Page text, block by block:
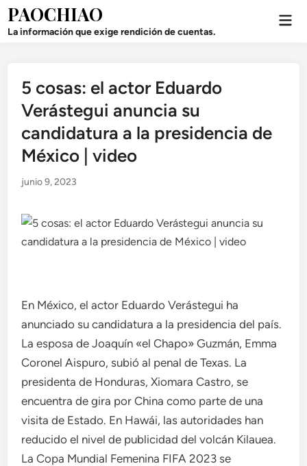
Saltar
contenido
PAOCHIAO
La información que exige rendición de cuentas.
Publicado
en
5 cosas: el actor Eduardo
Verástegui anuncia su
candidatura a la presidencia de
México | video
junio 9, 2023
En México, el actor Eduardo Verástegui ha
anunciado su candidatura a la presidencia del país.
La esposa de Joaquín «el Chapo» Guzmán, Emma
Coronel Aispuro, subió al penal de Texas. La
presidenta de Honduras, Xiomara Castro, se
encuentra de gira por China como parte de una
visita de Estado. En Hawái, las autoridades han
reducido el nivel de publicidad del volcán Kilauea.
La Copa Mundial Femenina FIFA 2023 se